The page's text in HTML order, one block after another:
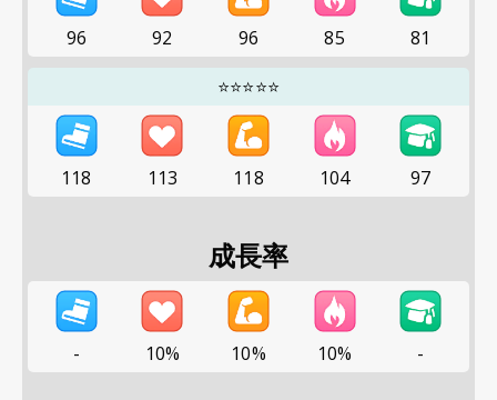
96 92 96 85
81
⭐⭐⭐⭐⭐
118 113 118 104 97
成長率
- 10% 10% 10% -